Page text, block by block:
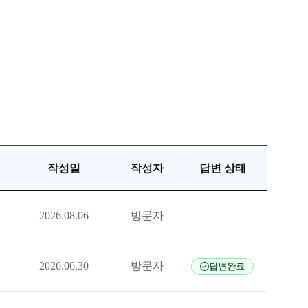
작성일 작성자 답변 상태
2026.08.06 방문자
2026.06.30 방문자 답변완료